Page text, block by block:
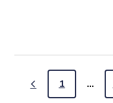
1 …